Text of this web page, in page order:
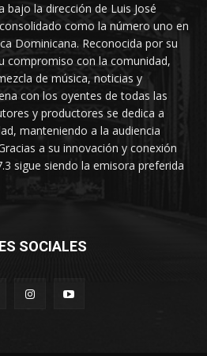
bajo la dirección de Luis José
como la número uno en
Dominicana. Reconocida por su
compromiso con la comunidad,
de música, noticias y
con los oyentes de todas las
y productores se dedica a
manteniendo a la audiencia
a su innovación y conexión
sigue siendo la emisora preferida
SOCIALES